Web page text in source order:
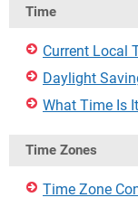
Time
Current Local
Daylight
What Time Is It
Time Zones
Time Zone